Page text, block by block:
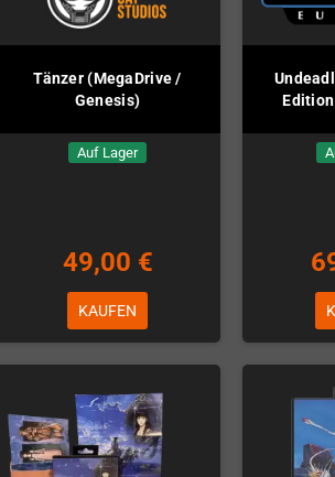
Tänzer (MegaDrive /
Genesis)
Auf Lager
49,00 €
KAUFEN